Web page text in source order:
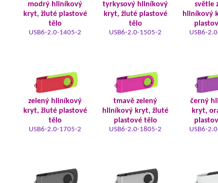
modrý hliníkový
kryt, žluté plastové
tělo
USB6-2.0-1405-2
tyrkysový hliníkový
kryt, žluté plastové
tělo
USB6-2.0-1505-2
světle
hliníkový
USB6-
zelený hliníkový
kryt, žluté plastové
tělo
USB6-2.0-1705-2
tmavě zelený
hliníkový kryt, žluté
plastové tělo
USB6-2.0-1805-2
černý
kryt,
USB6-